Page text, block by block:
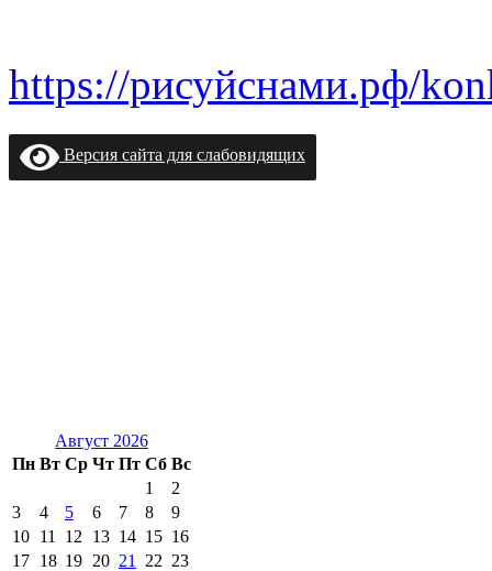
https://рисуйснами.рф/
Версия сайта для слабовидящих
Август 2026
Пн Вт Ср Чт Пт Сб Вс
1
2
3
4 5 6 7 8
9
10 11 12 13 14 15 16
17 18 19 20 21 22 23